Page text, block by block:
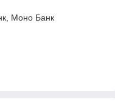
Моно Банк